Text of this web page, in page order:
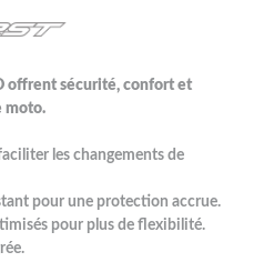
offrent sécurité, confort et
moto.
les changements de
pour une protection accrue.
pour plus de flexibilité.